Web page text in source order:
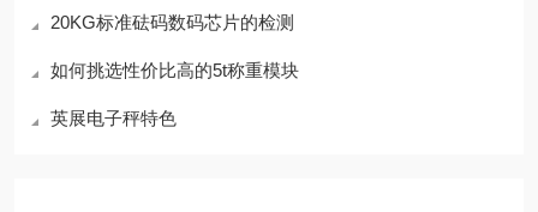
20KG标准砝码数码芯片的检测
如何挑选性价比高的5t称重模块
英展电子秤特色